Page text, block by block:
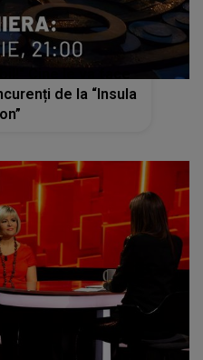
Cine le va face
de la “Insula